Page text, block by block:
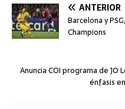
ANTERIOR
Barcelona y
Champions
Anuncia COI programa de JO
énfasis